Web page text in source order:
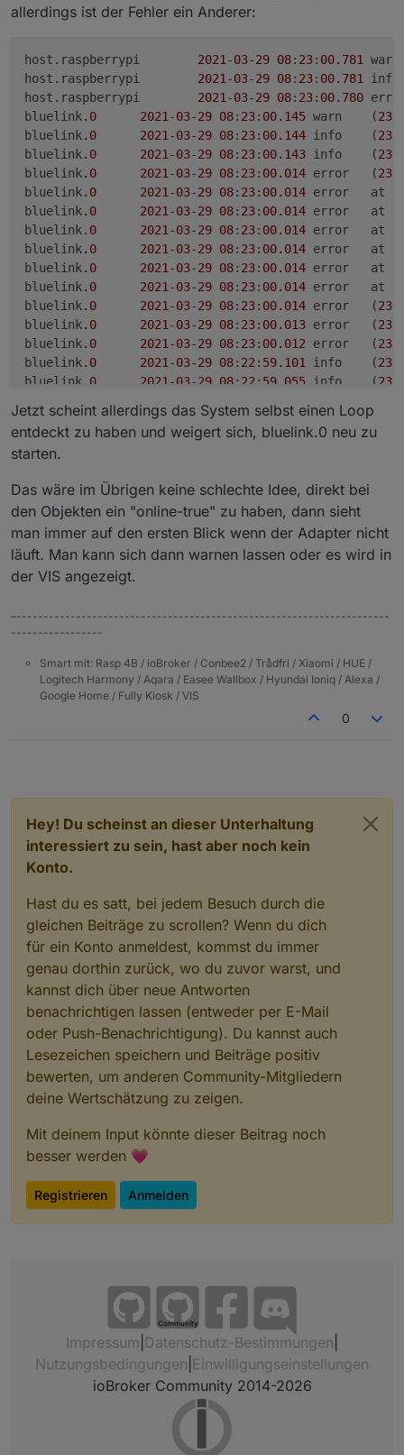
allerdings ist der Fehler ein Anderer:
host. raspberrypi 2021 -03-29 08: 23: 00.781
host. raspberrypi 2021 -03-29 08: 23: 00.781
host. raspberrypi 2021 -03-29 08: 23: 00.780
bluelink.0 2021 -03-29 08: 23: 00.145
	warn	(
bluelink.0 2021 -03-29 08: 23: 00.144
	info	(
bluelink.0 2021 -03-29 08: 23: 00.143
	info	(
bluelink.0 2021 -03-29 08: 23: 00.014
	error	(
bluelink.0 2021 -03-29 08: 23: 00.014
error
bluelink.0 2021 -03-29 08: 23: 00.014
error	at
bluelink.0 2021 -03-29 08: 23: 00.014
	error	at
bluelink.0 2021 -03-29 08: 23: 00.014
	error	at
bluelink.0 2021 -03-29 08: 23: 00.014
error	at
bluelink.0 2021 -03-29 08: 23: 00.014
	error	at
bluelink.0 2021 -03-29 08: 23: 00.014
	error	(
bluelink.0 2021 -03-29 08: 23: 00.013
	error	(
bluelink.0 2021 -03-29 08: 23: 00.012
	error	(
bluelink.0 2021 -03-29 08: 22 : 59.101
	info	(
bluelink .0 2021 -03-29 08: 22 : 59.055
	info	(
Jetzt scheint allerdings das System selbst einen Loop
entdeckt zu haben und weigert sich, bluelink.0 neu zu
starten.
Das wäre im Übrigen keine schlechte Idee, direkt bei
den Objekten ein "online-true" zu haben, dann sieht
man immer auf den ersten Blick wenn der Adapter nicht
läuft. Man kann sich dann warnen lassen oder es wird in
der VIS angezeigt.
–---------------------------------------------------------------------
-----------------
Smart mit: Rasp 4B / ioBroker / Conbee2 / Trådfri / Xiaomi / HUE /
Logitech Harmony / Aqara / Easee Wallbox / Hyundai Ioniq / Alexa /
Google Home / Fully Kiosk / VIS
0
Hey! Du scheinst an dieser Unterhaltung
interessiert zu sein, hast aber noch kein
Konto.
Hast du es satt, bei jedem Besuch durch die
gleichen Beiträge zu scrollen? Wenn du dich
für ein Konto anmeldest, kommst du immer
genau dorthin zurück, wo du zuvor warst, und
kannst dich über neue Antworten
benachrichtigen lassen (entweder per E-Mail
oder Push-Benachrichtigung). Du kannst auch
Lesezeichen speichern und Beiträge positiv
bewerten, um anderen Community-Mitgliedern
deine Wertschätzung zu zeigen.
Mit deinem Input könnte dieser Beitrag noch
besser werden 💗
Registrieren Anmelden
Community
Impressum Datenschutz-Bestimmungen
Nutzungsbedingungen Einwilligungseinstellungen
ioBroker Community 2014-2026